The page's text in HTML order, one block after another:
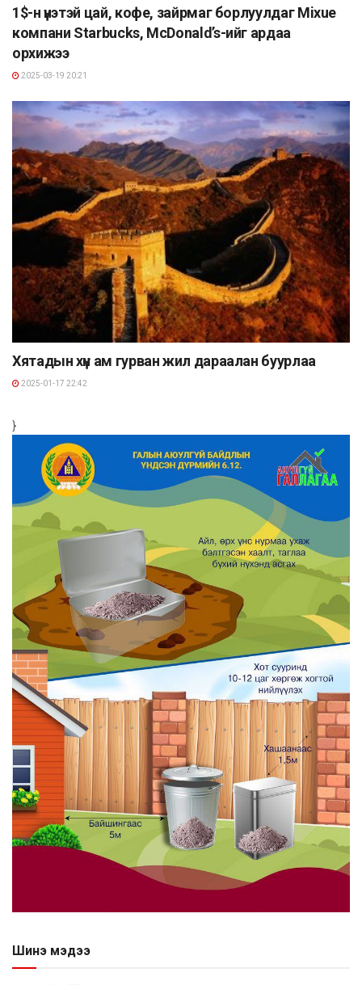
1$-н үнэтэй цай, кофе, зайрмаг борлуулдаг Mixue
компани Starbucks, McDonald’s-ийг ардаа
орхижээ
2025-03-19 20:21
Хятадын хүн ам гурван жил дараалан буурлаа
2025-01-17 22:42
}
Шинэ мэдээ